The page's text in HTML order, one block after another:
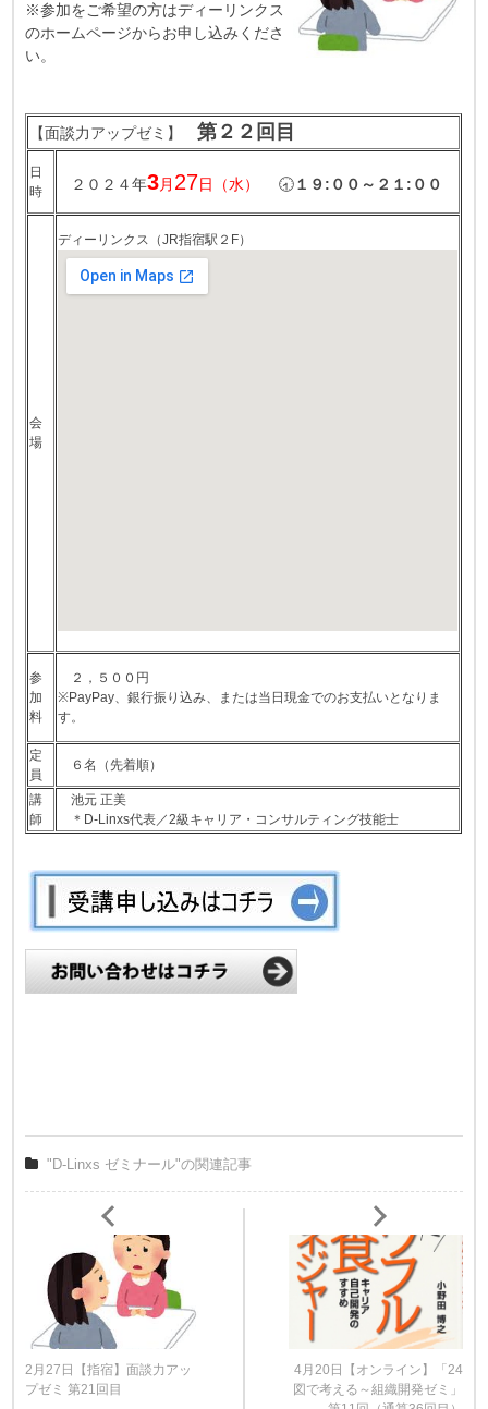
※参加をご希望の方はディーリンクス
のホームページからお申し込みくださ
い。
【面談力アップゼミ】第２２回目
日
時
２０２４年3月 27日（水） 🕣１９:００～２１:００
会
場
ディーリンクス（JR指宿駅２F）
参
加
料
２，５００円
※PayPay、銀行振り込み、または当日現金でのお支払いとなりま
す。
定
員
６名（先着順）
講
師
池元 正美
＊D-Linxs代表／2級キャリア・コンサルティング技能士
"D-Linxs ゼミナール"の関連記事
2月27日【指宿】面談力アッ
プゼミ 第21回目
4月20日【オンライン】「24
図で考える～組織開発ゼミ」